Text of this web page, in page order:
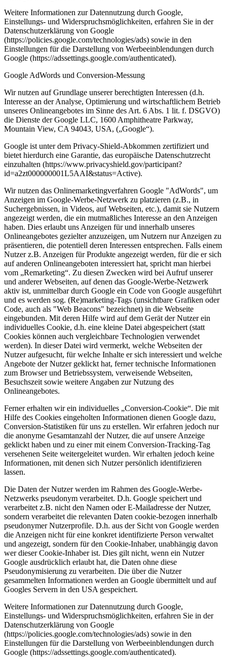
Weitere Informationen zur Datennutzung durch Google,
Einstellungs- und Widerspruchsmöglichkeiten, erfahren Sie in der
Datenschutzerklärung von Google
(https://policies.google.com/technologies/ads) sowie in den
Einstellungen für die Darstellung von Werbeeinblendungen durch
Google (https://adssettings.google.com/authenticated).
Google AdWords und Conversion-Messung
Wir nutzen auf Grundlage unserer berechtigten Interessen (d.h.
Interesse an der Analyse, Optimierung und wirtschaftlichem Betrieb
unseres Onlineangebotes im Sinne des Art. 6 Abs. 1 lit. f. DSGVO)
die Dienste der Google LLC, 1600 Amphitheatre Parkway,
Mountain View, CA 94043, USA, („Google“).
Google ist unter dem Privacy-Shield-Abkommen zertifiziert und
bietet hierdurch eine Garantie, das europäische Datenschutzrecht
einzuhalten (https://www.privacyshield.gov/participant?
id=a2zt000000001L5AAI&status=Active).
Wir nutzen das Onlinemarketingverfahren Google "AdWords", um
Anzeigen im Google-Werbe-Netzwerk zu platzieren (z.B., in
Suchergebnissen, in Videos, auf Webseiten, etc.), damit sie Nutzern
angezeigt werden, die ein mutmaßliches Interesse an den Anzeigen
haben. Dies erlaubt uns Anzeigen für und innerhalb unseres
Onlineangebotes gezielter anzuzeigen, um Nutzern nur Anzeigen zu
präsentieren, die potentiell deren Interessen entsprechen. Falls einem
Nutzer z.B. Anzeigen für Produkte angezeigt werden, für die er sich
auf anderen Onlineangeboten interessiert hat, spricht man hierbei
vom „Remarketing“. Zu diesen Zwecken wird bei Aufruf unserer
und anderer Webseiten, auf denen das Google-Werbe-Netzwerk
aktiv ist, unmittelbar durch Google ein Code von Google ausgeführt
und es werden sog. (Re)marketing-Tags (unsichtbare Grafiken oder
Code, auch als "Web Beacons" bezeichnet) in die Webseite
eingebunden. Mit deren Hilfe wird auf dem Gerät der Nutzer ein
individuelles Cookie, d.h. eine kleine Datei abgespeichert (statt
Cookies können auch vergleichbare Technologien verwendet
werden). In dieser Datei wird vermerkt, welche Webseiten der
Nutzer aufgesucht, für welche Inhalte er sich interessiert und welche
Angebote der Nutzer geklickt hat, ferner technische Informationen
zum Browser und Betriebssystem, verweisende Webseiten,
Besuchszeit sowie weitere Angaben zur Nutzung des
Onlineangebotes.
Ferner erhalten wir ein individuelles „Conversion-Cookie“. Die mit
Hilfe des Cookies eingeholten Informationen dienen Google dazu,
Conversion-Statistiken für uns zu erstellen. Wir erfahren jedoch nur
die anonyme Gesamtanzahl der Nutzer, die auf unsere Anzeige
geklickt haben und zu einer mit einem Conversion-Tracking-Tag
versehenen Seite weitergeleitet wurden. Wir erhalten jedoch keine
Informationen, mit denen sich Nutzer persönlich identifizieren
lassen.
Die Daten der Nutzer werden im Rahmen des Google-Werbe-
Netzwerks pseudonym verarbeitet. D.h. Google speichert und
verarbeitet z.B. nicht den Namen oder E-Mailadresse der Nutzer,
sondern verarbeitet die relevanten Daten cookie-bezogen innerhalb
pseudonymer Nutzerprofile. D.h. aus der Sicht von Google werden
die Anzeigen nicht für eine konkret identifizierte Person verwaltet
und angezeigt, sondern für den Cookie-Inhaber, unabhängig davon
wer dieser Cookie-Inhaber ist. Dies gilt nicht, wenn ein Nutzer
Google ausdrücklich erlaubt hat, die Daten ohne diese
Pseudonymisierung zu verarbeiten. Die über die Nutzer
gesammelten Informationen werden an Google übermittelt und auf
Googles Servern in den USA gespeichert.
Weitere Informationen zur Datennutzung durch Google,
Einstellungs- und Widerspruchsmöglichkeiten, erfahren Sie in der
Datenschutzerklärung von Google
(https://policies.google.com/technologies/ads) sowie in den
Einstellungen für die Darstellung von Werbeeinblendungen durch
Google (https://adssettings.google.com/authenticated).